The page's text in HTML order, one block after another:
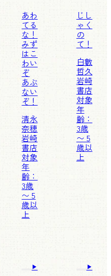
あわ
てる
な！
みず
はこ
わい
ぞ
あぶ
ない
ぞ！
清永
奈穂
岩崎
書店
対象
年
齢：
3歳
〜 5
歳以
上
じし
ゃく
の
て！
白數
哲久
岩崎
書店
対象
年
齢：
3歳
〜 5
歳以
上